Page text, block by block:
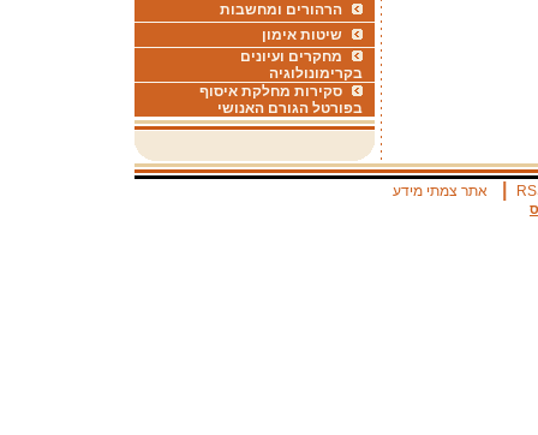
הרהורים ומחשבות
שיטות אימון
מחקרים ועיונים
בקרימונולוגיה
סקירות מחלקת איסוף
בפורטל הגורם האנושי
אתר צמתי מידע